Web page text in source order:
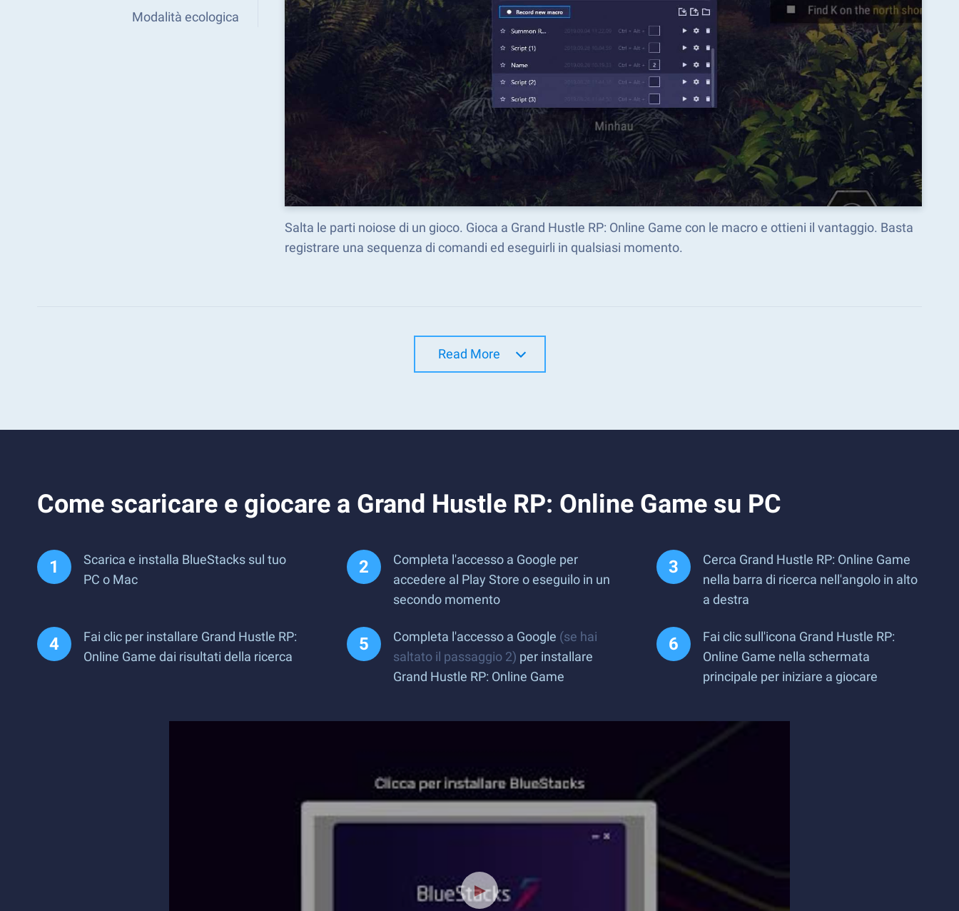
Modalità ecologica
Salta le parti noiose di un gioco. Gioca a Grand Hustle RP: Online Game con le macro e ottieni il vantaggio. Basta
registrare una sequenza di comandi ed eseguirli in qualsiasi momento.
Read More
Come scaricare e giocare a Grand Hustle RP: Online Game su PC
Scarica e installa BlueStacks sul tuo
PC o Mac
Completa l'accesso a Google per
accedere al Play Store o eseguilo in un
secondo momento
Cerca Grand Hustle RP: Online Game
nella barra di ricerca nell'angolo in alto
a destra
Fai clic per installare Grand Hustle RP:
Online Game dai risultati della ricerca
Completa l'accesso a Google (se hai
saltato il passaggio 2) per installare
Grand Hustle RP: Online Game
Fai clic sull'icona Grand Hustle RP:
Online Game nella schermata
principale per iniziare a giocare